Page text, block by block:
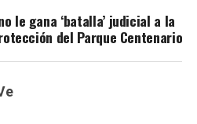
le gana ‘batalla’ judicial a la
del Parque Centenario